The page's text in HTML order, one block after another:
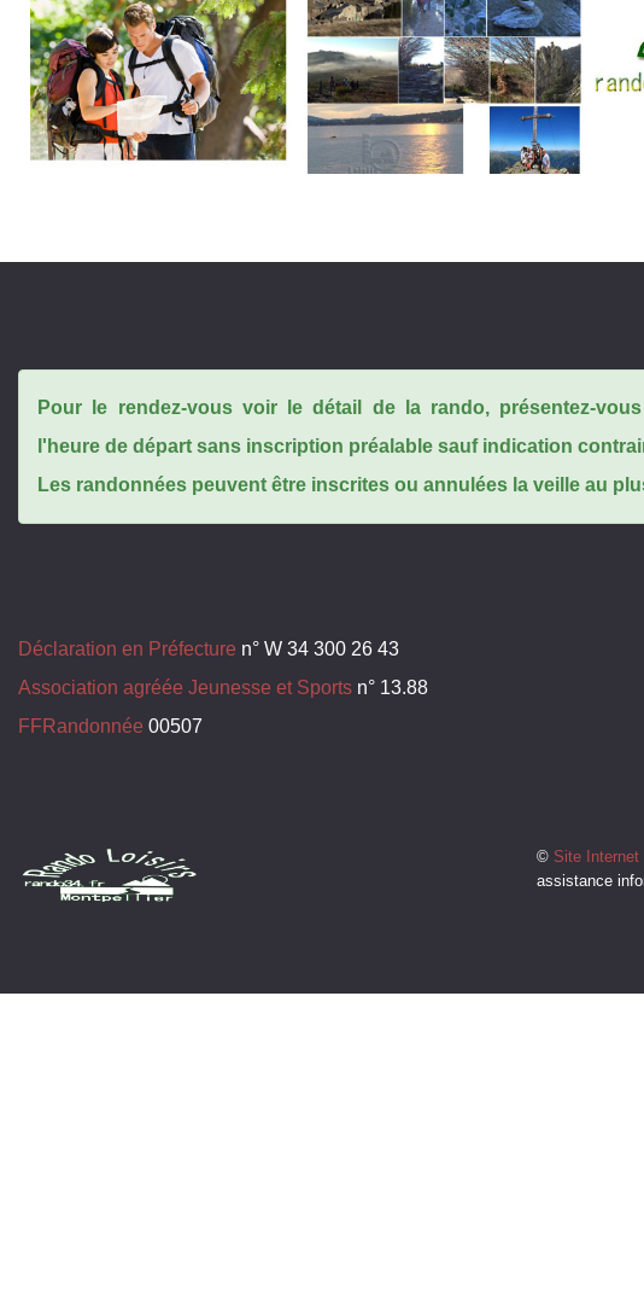
Pour le rendez-vous voir le détail de la rando, présentez-
l'heure de départ sans inscription préalable sauf indication
Les randonnées peuvent être inscrites ou annulées la veille au
Déclaration en Préfecture n° W 34 300 26 43
Association agréée Jeunesse et Sports n° 13.88
FFRandonnée 00507
© Site
assistance